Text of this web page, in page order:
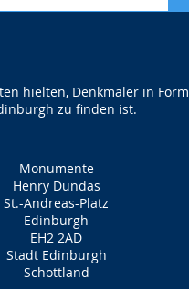
hielten, Denkmäler in Form
zu finden ist.
Monumente
Henry Dundas
St.-Andreas-Platz
Edinburgh
EH2 2AD
Stadt Edinburgh
Schottland